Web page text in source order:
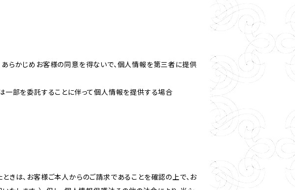
らかじめお客様の同意を得ないで、個人情報を第三者に提供
一部を委託することに伴って個人情報を提供する場合
きは、お客様ご本人からのご請求であることを確認の上で、お